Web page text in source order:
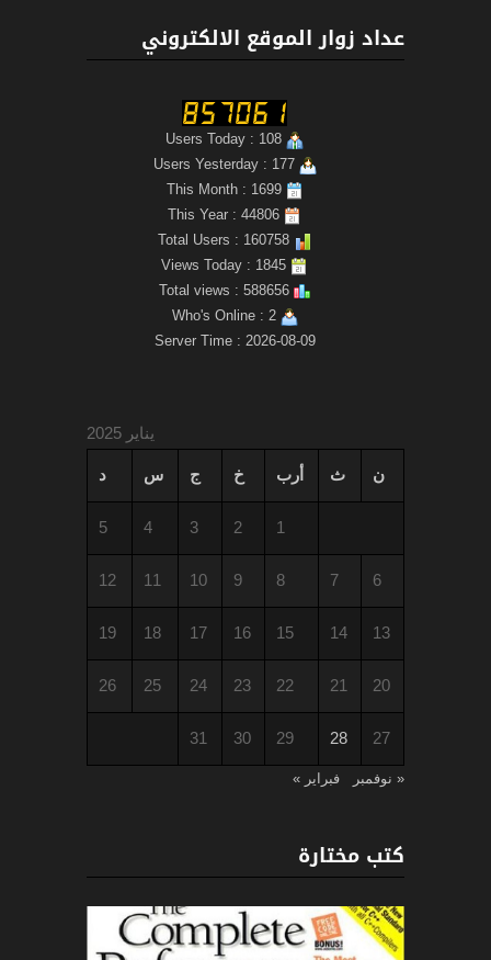
عداد زوار الموقع الالكتروني
Users Yesterday : 177
This Month : 1699
Total views : 588656
Who's Online : 2
Server Time : 2026-08-09
يناير 2025
ن ث أرب خ ج س د
1
2
3
4
5
6
7
8
9
10
11
12
13
14
15
16
17
18
19
20
21
22
23
24
25
26
27
28
29
30
31
« نوفمبر فبراير »
كتب مختارة